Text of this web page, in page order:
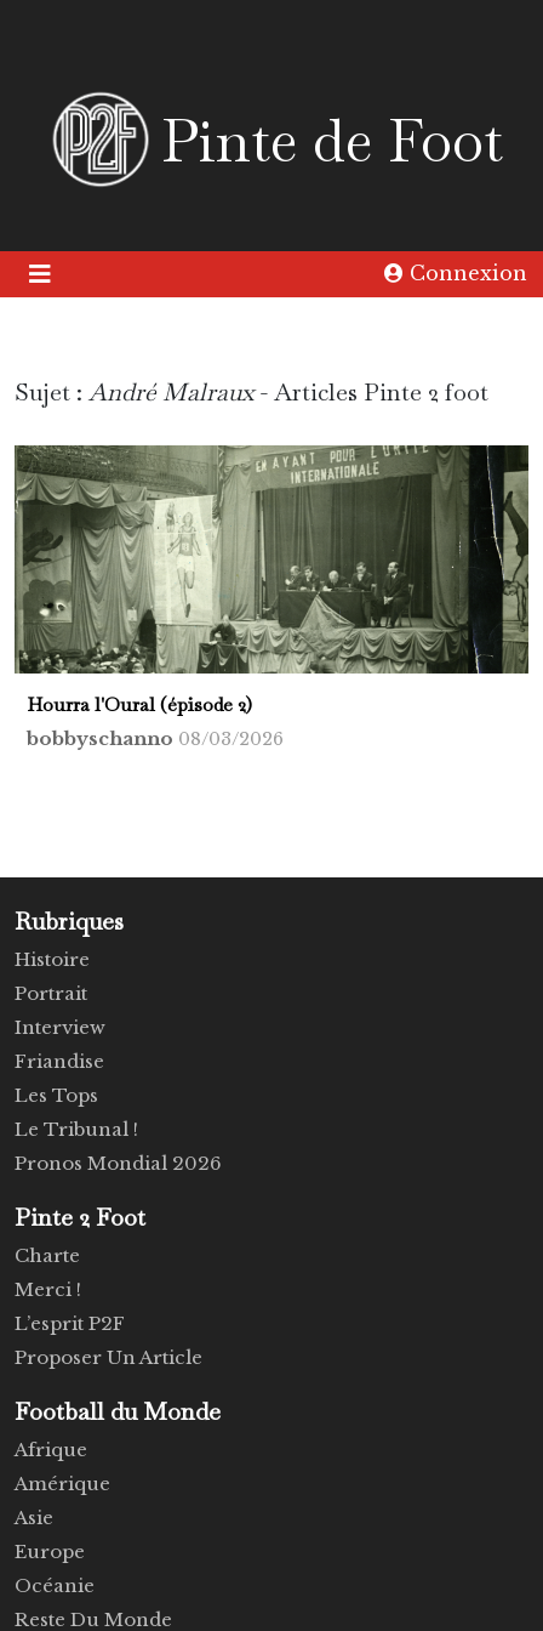
Pinte de Foot
Connexion
Sujet :André Malraux- Articles Pinte 2 foot
Hourra l'Oural (épisode 2)
bobbyschanno 08/03/2026
Rubriques
Histoire
Portrait
Interview
Friandise
Les Tops
Le Tribunal !
Pronos Mondial 2026
Pinte 2 Foot
Charte
Merci !
L’esprit P2F
Proposer Un Article
Football du Monde
Afrique
Amérique
Asie
Europe
Océanie
Reste Du Monde